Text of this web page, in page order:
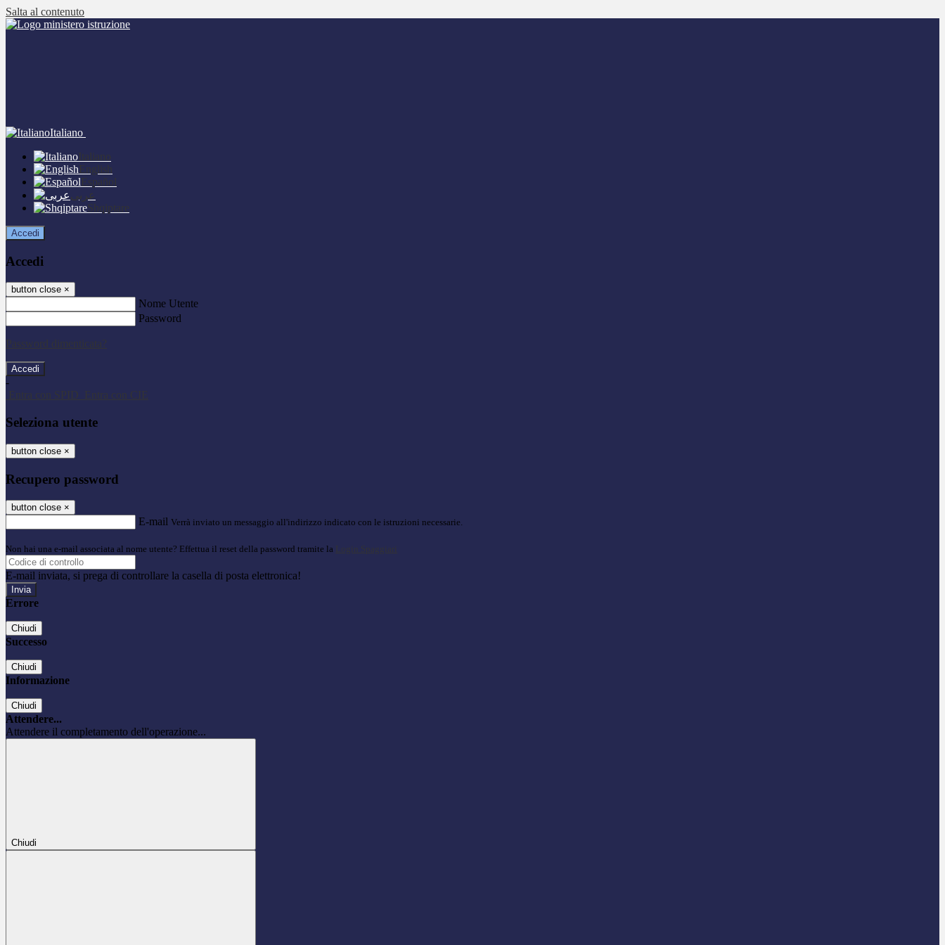
Salta al contenuto
Italiano
Italiano
English
Español
عربى
Shqiptare
Accedi
Accedi
button close ×
Nome Utente
Password
Password dimenticata?
-
Entra con SPID
Entra con CIE
Seleziona utente
button close ×
Recupero password
button close ×
E-mail Verrà inviato un messaggio all'indirizzo indicato con le istruzioni necessarie.
Non hai una e-mail associata al nome utente? Effettua il reset della password tramite la Login Spaggiari
E-mail inviata, si prega di controllare la casella di posta elettronica!
Errore
Chiudi
Successo
Chiudi
Informazione
Chiudi
Attendere...
Attendere il completamento dell'operazione...
Chiudi